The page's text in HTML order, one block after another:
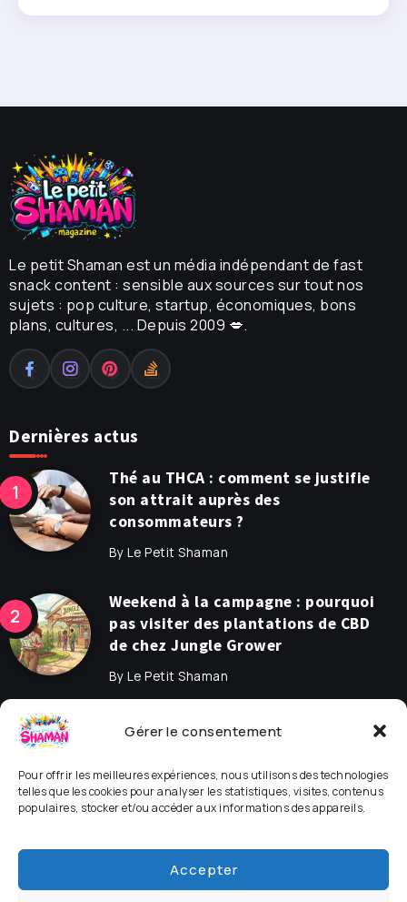
Gérer le consentement
Pour offrir les meilleures expériences, nous utilisons des technologies
telles que les cookies pour analyser les statistiques, visites, contenus
populaires, stocker et/ou accéder aux informations des appareils.
Accepter
Le petit Shaman est un média indépendant de fast
snack content : sensible aux sources sur tout nos
sujets : pop culture, startup, économiques, bons
plans, cultures, ... Depuis 2009 💋.
Dernières actus
Thé au THCA : comment se justifie
son attrait auprès des
consommateurs ?
By Le Petit Shaman
Weekend à la campagne : pourquoi
pas visiter des plantations de CBD
de chez Jungle Grower
By Le Petit Shaman
Recherchez
Instagram Music